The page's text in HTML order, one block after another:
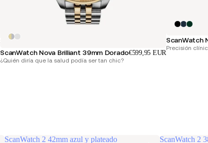
ScanWatch Nova Brilliant 39mm Dorado€599,95 EUR
¿Quién diría que la salud podía ser tan chic?
ScanWatch
Precisión
ScanWatch 2 42mm azul y plateado ScanWatch 2